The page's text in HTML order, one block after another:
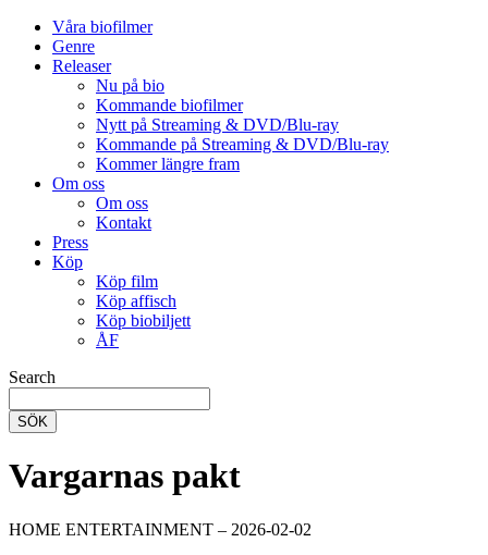
Våra biofilmer
Genre
Releaser
Nu på bio
Kommande biofilmer
Nytt på Streaming & DVD/Blu-ray
Kommande på Streaming & DVD/Blu-ray
Kommer längre fram
Om oss
Om oss
Kontakt
Press
Köp
Köp film
Köp affisch
Köp biobiljett
ÅF
Search
SÖK
Vargarnas pakt
HOME ENTERTAINMENT – 2026-02-02